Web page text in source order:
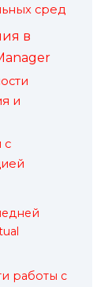
сред
в
и
с
работы с